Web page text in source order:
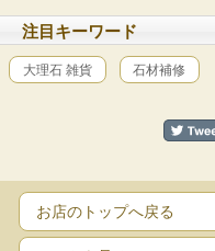
注目キーワード
大理石 雑貨 石材補修
お店のトップへ戻る